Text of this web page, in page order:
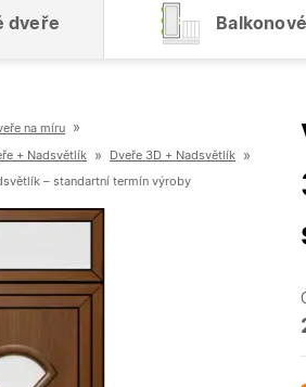
dveře
na míru »
+ Nadsvětlík » Dveře 3D + Nadsvětlík »
– standartní termín výroby